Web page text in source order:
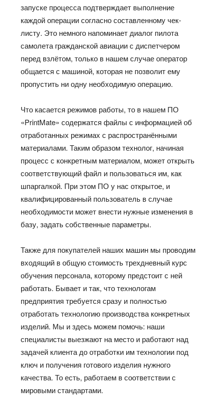
запуске процесса подтверждает выполнение
каждой операции согласно составленному чек-
листу. Это немного напоминает диалог пилота
самолета гражданской авиации с диспетчером
перед взлётом, только в нашем случае оператор
общается с машиной, которая не позволит ему
пропустить ни одну необходимую операцию.
Что касается режимов работы, то в нашем ПО
«PrintMate» содержатся файлы с информацией об
отработанных режимах с распространёнными
материалами. Таким образом технолог, начиная
процесс с конкретным материалом, может открыть
соответствующий файл и пользоваться им, как
шпаргалкой. При этом ПО у нас открытое, и
квалифицированный пользователь в случае
необходимости может внести нужные изменения в
базу, задать собственные параметры.
Также для покупателей наших машин мы проводим
входящий в общую стоимость трехдневный курс
обучения персонала, которому предстоит с ней
работать. Бывает и так, что технологам
предприятия требуется сразу и полностью
отработать технологию производства конкретных
изделий. Мы и здесь можем помочь: наши
специалисты выезжают на место и работают над
задачей клиента до отработки им технологии под
ключ и получения готового изделия нужного
качества. То есть, работаем в соответствии с
мировыми стандартами.